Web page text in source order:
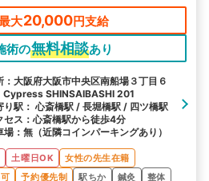
大20,000円支給
術の無料相談あり
：大阪府大阪市中央区南船場３丁目６
Cypress SHINSAIBASHI 201
り駅： 心斎橋駅 / 長堀橋駅 / 四ツ橋駅
セス：心斎橋駅から徒歩4分
場：無（近隣コインパーキングあり）
土曜日OK
女性の先生在籍
予約優先制 駅ちか 鍼灸
整体